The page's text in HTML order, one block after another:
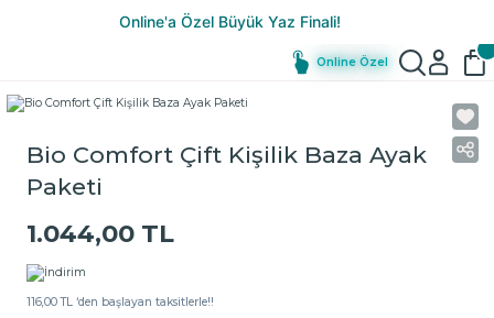
Online Özel
Bio Comfort Çift Kişilik Baza Ayak
Paketi
1.044,00 TL
116,00 TL ‘den başlayan taksitlerle!!